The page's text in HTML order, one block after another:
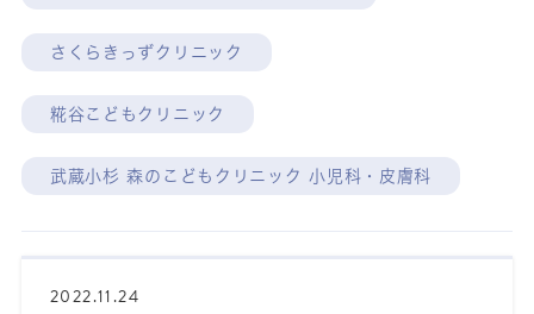
さくらきっずクリニック
糀谷こどもクリニック
武蔵小杉 森のこどもクリニック 小児科・皮膚科
2022.11.24